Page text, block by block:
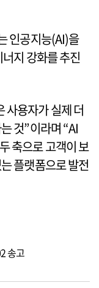
인공지능(AI)을
지 강화를 추진
사용자가 실제 더
것”이라며 “AI
축으로 고객이 보
플랫폼으로 발전
송고